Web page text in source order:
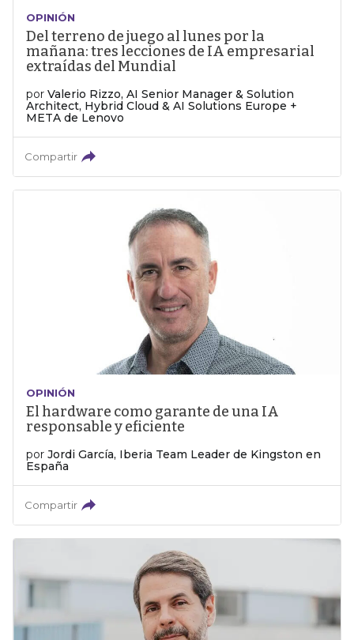
OPINIÓN
Del terreno de juego al lunes por la
mañana: tres lecciones de IA empresarial
extraídas del Mundial
por Valerio Rizzo, AI Senior Manager & Solution
Architect, Hybrid Cloud & AI Solutions Europe +
META de Lenovo
Compartir
OPINIÓN
El hardware como garante de una IA
responsable y eficiente
por Jordi García, Iberia Team Leader de Kingston en
España
Compartir